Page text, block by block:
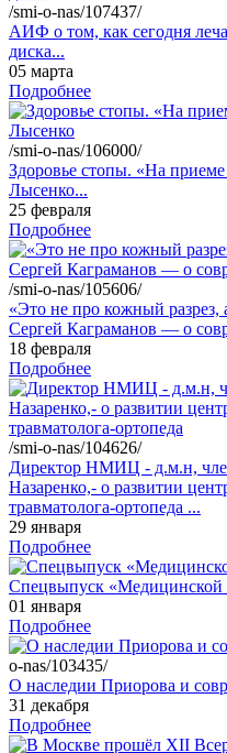
/smi-o-nas/107437/
АИФ о том, как сегодня
диска...
05 марта
Подробнее
/smi-o-nas/106000/
Здоровье стопы. «На
Лысенко...
25 февраля
Подробнее
/smi-o-nas/105606/
«Это не про кожный разрез,
Сергей Каграманов — о
18 февраля
Подробнее
/smi-o-nas/104626/
Директор НМИЦ - д.м.н,
Назаренко,- о развитии
травматолога-ортопеда ...
29 января
Подробнее
Спецвыпуск «Медицинской
01 января
Подробнее
o-nas/103435/
О наследии Приорова и
31 декабря
Подробнее